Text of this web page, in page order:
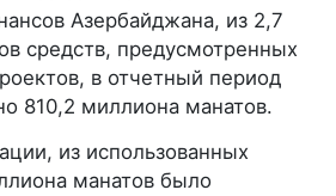
Азербайджана, из 2,7
средств, предусмотренных
в отчетный период
810,2 миллиона манатов.
из использованных
манатов было